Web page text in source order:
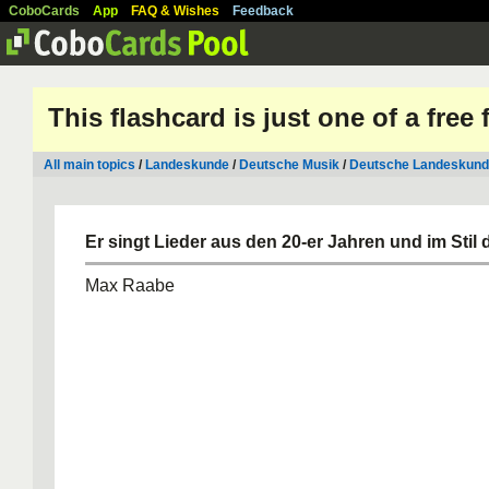
CoboCards App FAQ & Wishes Feedback
This flashcard is just one of a free
All main topics / Landeskunde / Deutsche Musik / Deutsche
Er singt Lieder aus den 20-er Jahren und im Stil
Max Raabe